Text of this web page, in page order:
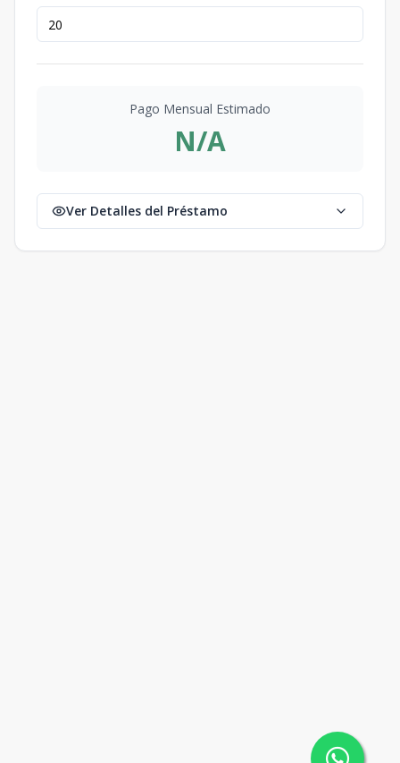
Pago Mensual Estimado
N/A
Ver Detalles del Préstamo